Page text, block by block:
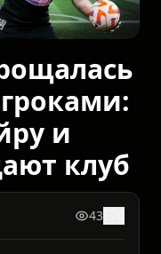
и
клуб
43